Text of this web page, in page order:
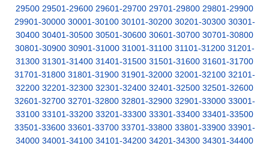
29500 29501-29600 29601-29700 29701-29800 29801-29900
29901-30000 30001-30100 30101-30200 30201-30300 30301-
30400 30401-30500 30501-30600 30601-30700 30701-30800
30801-30900 30901-31000 31001-31100 31101-31200 31201-
31300 31301-31400 31401-31500 31501-31600 31601-31700
31701-31800 31801-31900 31901-32000 32001-32100 32101-
32200 32201-32300 32301-32400 32401-32500 32501-32600
32601-32700 32701-32800 32801-32900 32901-33000 33001-
33100 33101-33200 33201-33300 33301-33400 33401-33500
33501-33600 33601-33700 33701-33800 33801-33900 33901-
34000 34001-34100 34101-34200 34201-34300 34301-34400